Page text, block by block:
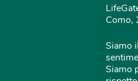
Como,
Siamo
Siamo